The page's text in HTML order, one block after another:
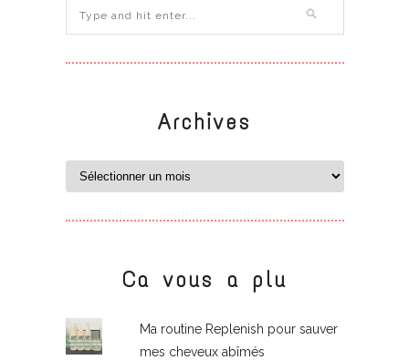
Archives
Ca vous a plu
Ma routine Replenish pour sauver
mes cheveux abîmés